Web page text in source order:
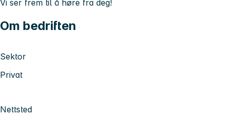
Vi ser frem til å høre fra deg!
Om bedriften
Sektor
Privat
Nettsted